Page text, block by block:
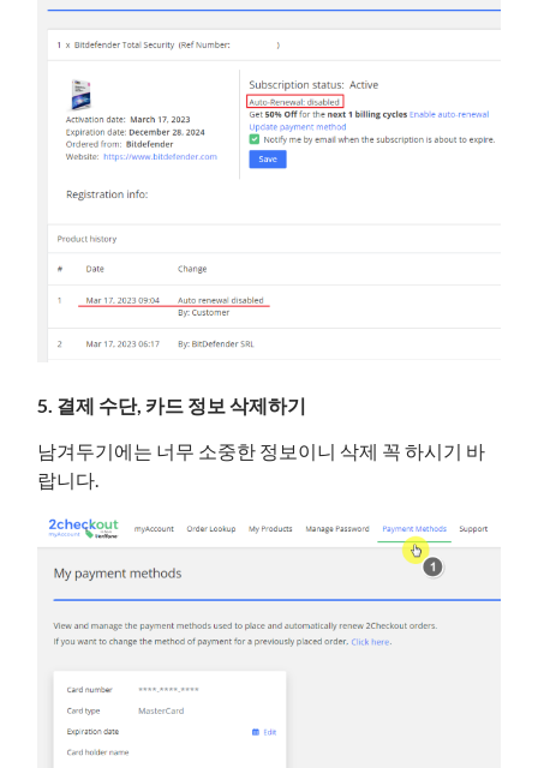
5. 결제 수단, 카드 정보 삭제하기
남겨두기에는 너무 소중한 정보이니 삭제 꼭 하시기 바
랍니다.